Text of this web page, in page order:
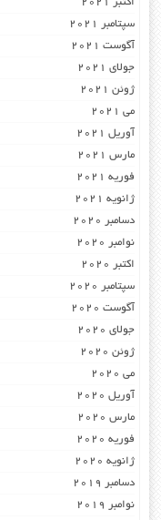
سپتامبر 2021
آگوست 2021
جولای 2021
ژوئن 2021
می 2021
آوریل 2021
مارس 2021
فوریه 2021
ژانویه 2021
دسامبر 2020
نوامبر 2020
اکتبر 2020
سپتامبر 2020
آگوست 2020
جولای 2020
ژوئن 2020
می 2020
آوریل 2020
مارس 2020
فوریه 2020
ژانویه 2020
دسامبر 2019
نوامبر 2019